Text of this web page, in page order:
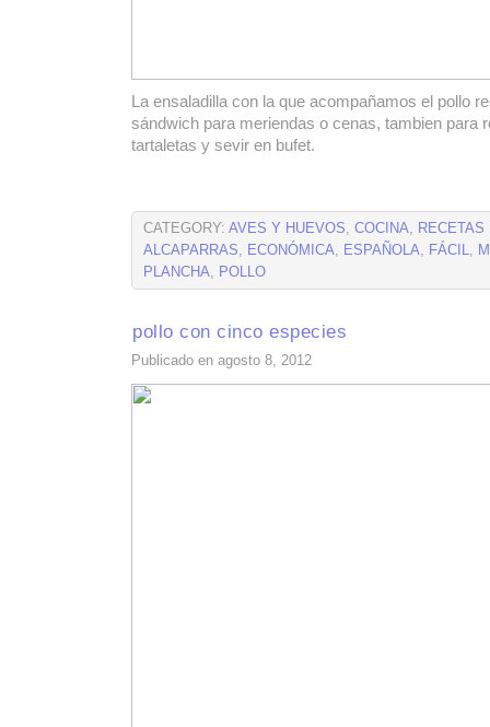
La ensaladilla con la que acompañamos el pollo
sándwich para meriendas o cenas, tambien para
tartaletas y sevir en bufet.
CATEGORY: AVES Y HUEVOS, COCINA, RECETAS
ALCAPARRAS, ECONÓMICA, ESPAÑOLA, FÁCIL,
PLANCHA, POLLO
pollo con cinco especies
Publicado en agosto 8, 2012